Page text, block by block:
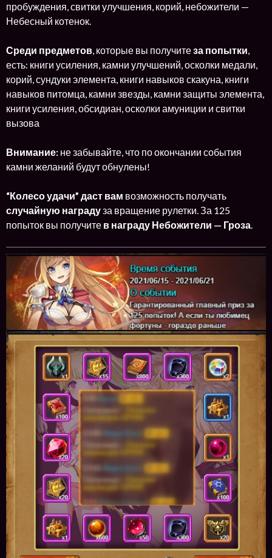
пробуждения, свитки улучшения, корий, небожители —
Небесный котенок.
Среди предметов, которые вы получитеза попытки,
есть: книги усиления, камни улучшений, осколки медали,
корий, сундуки элемента, книги навыков скакуна, книги
навыков питомца, камни звезды, камни защиты элемента,
книги усиления, обсидиан, осколки амуниции и свитки
вызова
Внимание: не забывайте, что по окончании события
камни желаний будут обнулены!
“Колесо удачи” даст вам возможность получать
случайную наградуза вращение рулетки. За 125
попыток вы получите в награду Небожители — Гроза.